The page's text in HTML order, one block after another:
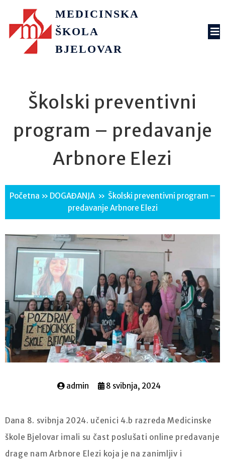
MEDICINSKA
ŠKOLA
BJELOVAR
Školski preventivni
program – predavanje
Arbnore Elezi
Početna » DOGAĐANJA » Školski preventivni program –
predavanje Arbnore Elezi
admin 8 svibnja, 2024
Dana 8. svibnja 2024. učenici 4.b razreda Medicinske
škole Bjelovar imali su čast poslušati online predavanje
drage nam Arbnore Elezi koja je na zanimljiv i